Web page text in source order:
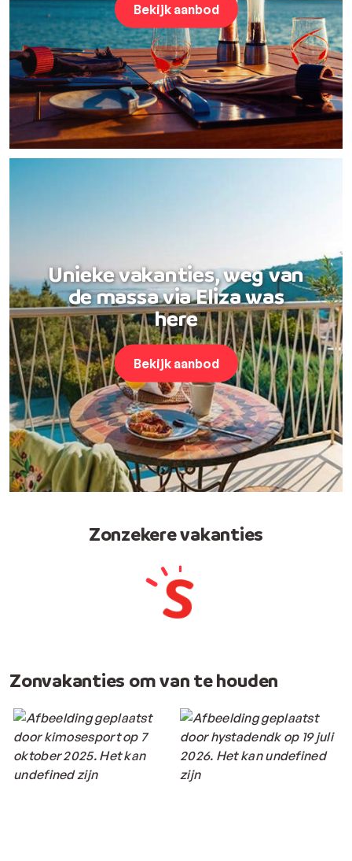
Bekijk aanbod
Unieke vakanties, weg van
de massa via Eliza was
here
Bekijk aanbod
Zonzekere vakanties
Zonvakanties om van te houden